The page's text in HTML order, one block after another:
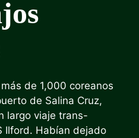
de 1,000 coreanos
de Salina Cruz,
largo viaje trans-
Ilford. Habían dejado